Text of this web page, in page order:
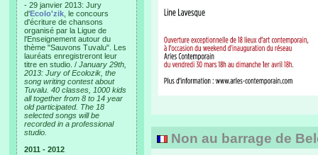
- 29 janvier 2013: Jury
d'Ecolo'zik , le concours
d'écriture de chansons
organisé par la Ligue de
l'Enseignement autour du
thème "Sauvons Tuvalu". Les
lauréats enregistreront leur
titre en studio. / January 29th,
2013: Jury of Ecolozik, the
song writing contest about
Tuvalu. 40 classes, 1000 kids
all together from 8 to 14 year
old participated. The 18
selected songs will be
recorded in a professional
studio.
2011 - 2012
Non au barrage de